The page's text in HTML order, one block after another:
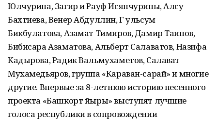
Юлчурина, Загир и Рауф Исянчурины, Алсу
Бахтиева, Венер Абдуллин, Г ульсум
Бикбулатова, Азамат Тимиров, Дамир Таипов,
Бибисара Азаматова, Альберт Салаватов, Назифа
Кадырова, Радик Вальмухаметов, Салават
Мухамедьяров, группа «Караван-сарай» и многие
другие. Впервые за 8-летнюю историю песенного
проекта «Башкорт йыры» выступят лучшие
голоса республики в сопровождении